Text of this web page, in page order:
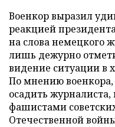
Военкор выразил
реакцией
на слова немецкого
лишь дежурно
видение ситуации в
По мнению военкора,
осадить
фашистами
Отечественной